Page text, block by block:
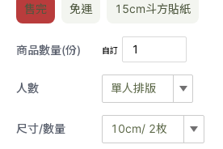
售完 免運 15cm斗方貼紙
商品數量(份) 自訂
人數 單人排版
單人排版
尺寸/數量 10cm/ 2枚